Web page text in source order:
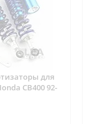
для
CB400 92-